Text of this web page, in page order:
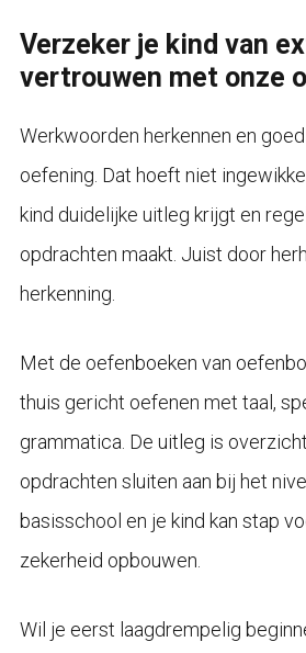
Verzeker je kind van
vertrouwen met onze
Werkwoorden herkennen en
oefening. Dat hoeft niet
kind duidelijke uitleg krijgt en
opdrachten maakt. Juist door
herkenning.
Met de oefenboeken van
thuis gericht oefenen met taal,
grammatica. De uitleg is
opdrachten sluiten aan bij het
basisschool en je kind kan stap
zekerheid opbouwen.
Wil je eerst laagdrempelig